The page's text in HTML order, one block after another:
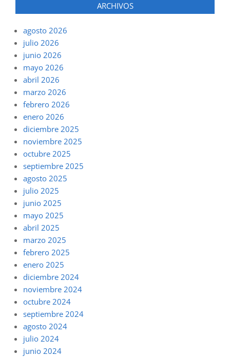
ARCHIVOS
agosto 2026
julio 2026
junio 2026
mayo 2026
abril 2026
marzo 2026
febrero 2026
enero 2026
diciembre 2025
noviembre 2025
octubre 2025
septiembre 2025
agosto 2025
julio 2025
junio 2025
mayo 2025
abril 2025
marzo 2025
febrero 2025
enero 2025
diciembre 2024
noviembre 2024
octubre 2024
septiembre 2024
agosto 2024
julio 2024
junio 2024